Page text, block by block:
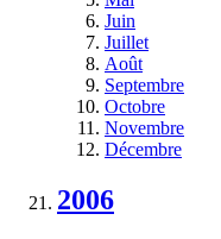
Juin
Juillet
Août
Septembre
Octobre
Novembre
Décembre
2006